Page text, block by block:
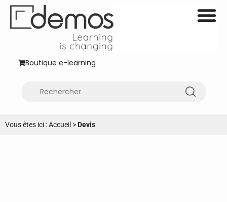
Boutique e-learning
Vous êtes ici :Accueil >Devis